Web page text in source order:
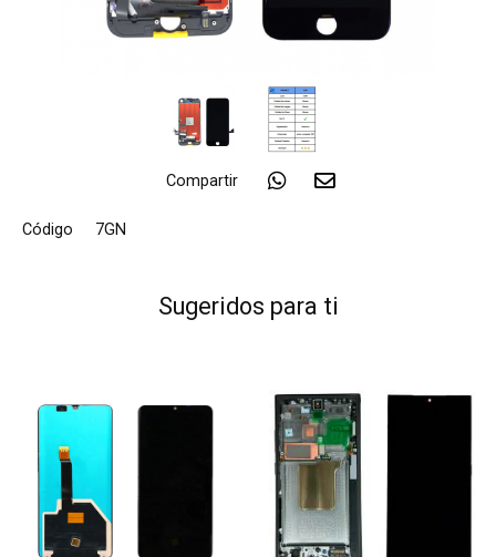
Compartir
Código 7GN
Sugeridos para ti